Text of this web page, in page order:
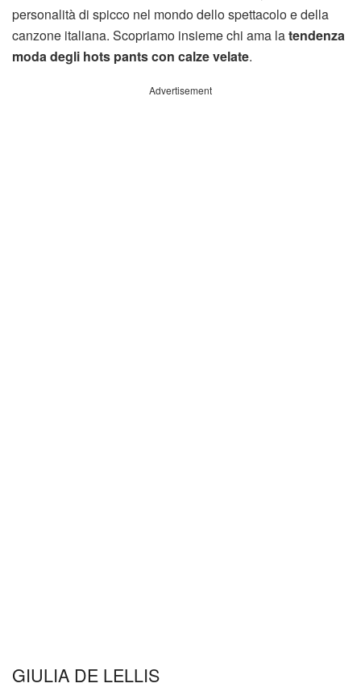
personalità di spicco nel mondo dello spettacolo e della
canzone italiana. Scopriamo insieme chi ama latendenza
moda degli hots pants con calze velate.
Advertisement
GIULIA DE LELLIS